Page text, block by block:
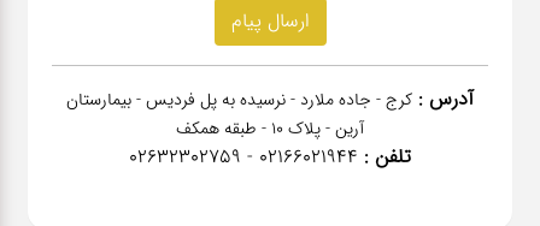
آدرس : کرج - جاده ملارد - نرسیده به پل فردیس - بیمارستان
آرین - پلاک 10 - طبقه همکف
تلفن : 02166021944 - 02632302759